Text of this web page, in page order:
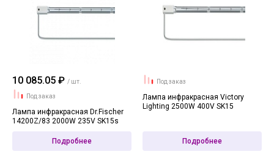
10 085.05 ₽ / шт.
Под заказ
Лампа инфракрасная Dr.Fischer
14200Z/83 2000W 235V SK15s
Подробнее
Под заказ
Лампа инфракрасная Victory
Lighting 2500W 400V SK15
Подробнее